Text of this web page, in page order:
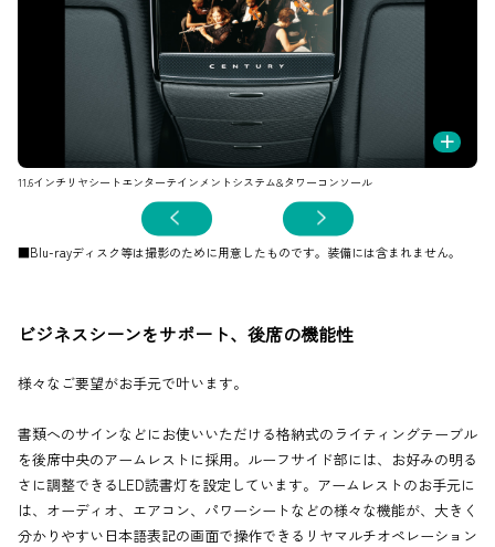
+
11.6インチリヤシートエンターテインメントシステム&タワーコンソール
■Blu-rayディスク等は撮影のために用意したものです。装備には含まれません。
ビジネスシーンをサポート、後席の機能性
様々なご要望がお手元で叶います。
書類へのサインなどにお使いいただける格納式のライティングテーブル
を後席中央のアームレストに採用。ルーフサイド部には、お好みの明る
さに調整できるLED読書灯を設定しています。アームレストのお手元に
は、オーディオ、エアコン、パワーシートなどの様々な機能が、大きく
分かりやすい日本語表記の画面で操作できるリヤマルチオペレーション